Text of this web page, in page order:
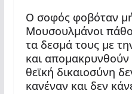
Ο σοφός φοβόταν
Μουσουλμάνοι
τα δεσμά τους με
και
θεϊκή δικαιοσύνη
κανέναν και δεν